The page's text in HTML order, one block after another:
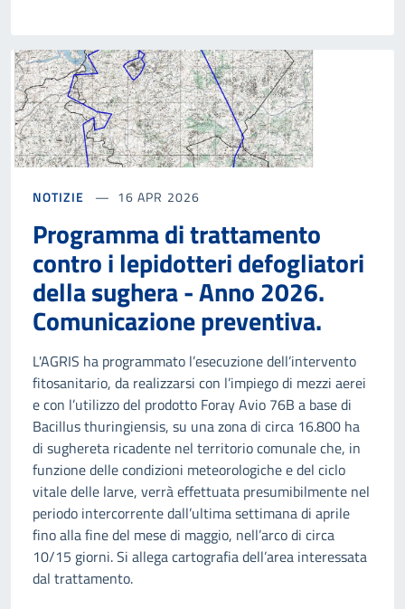
NOTIZIE 16 APR 2026
Programma di trattamento
contro i lepidotteri defogliatori
della sughera - Anno 2026.
Comunicazione preventiva.
L'AGRIS ha programmato l’esecuzione dell’intervento
fitosanitario, da realizzarsi con l’impiego di mezzi aerei
e con l’utilizzo del prodotto Foray Avio 76B a base di
Bacillus thuringiensis, su una zona di circa 16.800 ha
di sughereta ricadente nel territorio comunale che, in
funzione delle condizioni meteorologiche e del ciclo
vitale delle larve, verrà effettuata presumibilmente nel
periodo intercorrente dall’ultima settimana di aprile
fino alla fine del mese di maggio, nell’arco di circa
10/15 giorni. Si allega cartografia dell’area interessata
dal trattamento.